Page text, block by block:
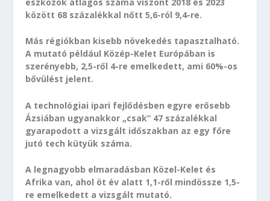
között 68 százalékkal nőtt 5,6-ról 9,4-re.
Más régiókban kisebb növekedés tapasztalható.
A mutató például Közép-Kelet Európában is
szerényebb, 2,5-ről 4-re emelkedett, ami 60%-os
bővülést jelent.
A technológiai ipari fejlődésben egyre erősebb
Ázsiában ugyanakkor „csak” 47 százalékkal
gyarapodott a vizsgált időszakban az egy főre
jutó tech kütyük száma.
A legnagyobb elmaradásban Közel-Kelet és
Afrika van, ahol öt év alatt 1,1-ről mindössze 1,5-
re emelkedett a vizsgált mutató.